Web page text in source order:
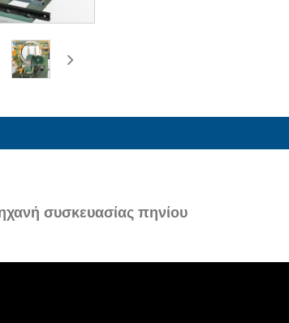
συσκευασίας πηνίου